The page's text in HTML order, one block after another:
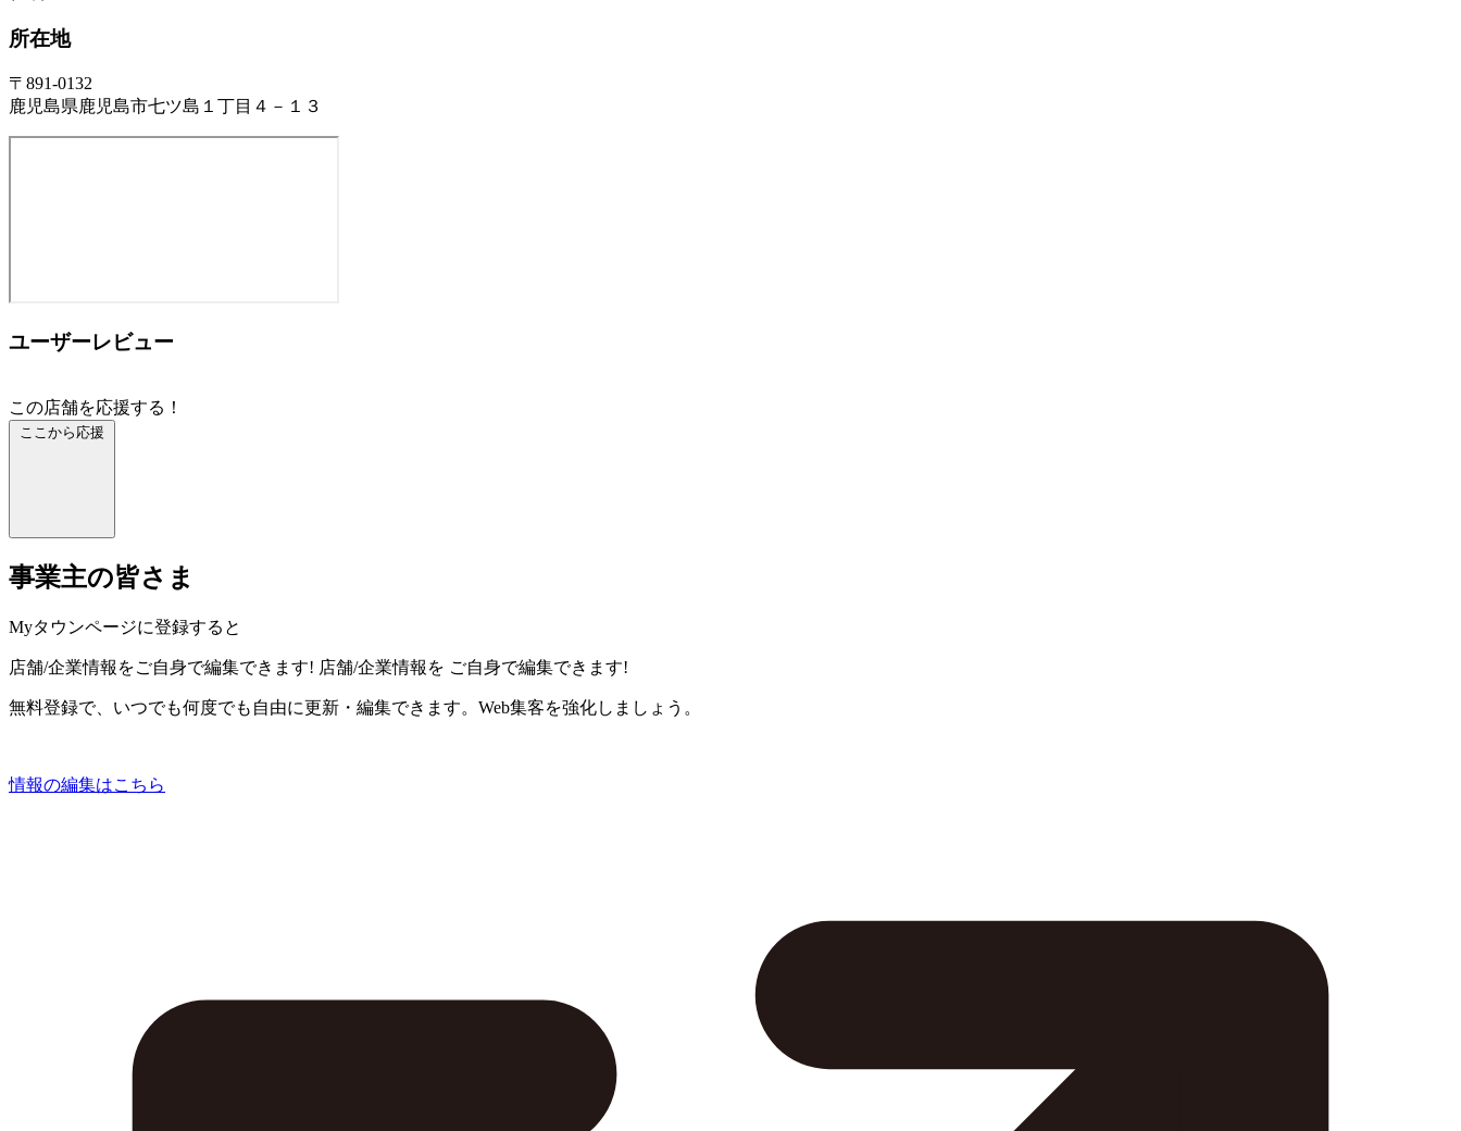
所在地
〒891-0132
鹿児島県鹿児島市七ツ島１丁目４－１３
ユーザーレビュー
この店舗を応援する！
ここから応援
事業主の皆さま
Myタウンページに登録すると
店舗/企業情報をご自身で編集できます! 店舗/企業情報を ご自身で編集できます!
無料登録で、いつでも何度でも自由に更新・編集できます。Web集客を強化しましょう。
情報の編集はこちら